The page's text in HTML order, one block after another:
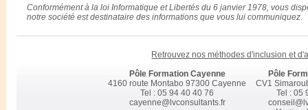
Conformément à la loi Informatique et Libertés du 6 janvier 1978, vous
notre société est destinataire des informations que vous lui communiquez.
Retrouvez nos méthodes d'inclusion et
Pôle Formation Cayenne
4160 route Montabo 97300 Cayenne
Tel : 05 94 40 40 76
cayenne@lvconsultants.fr
Pôle
CV1
Tel : 05